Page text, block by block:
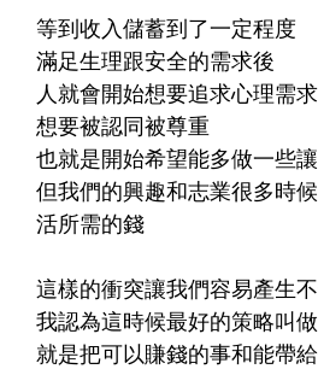
等到收入儲蓄到了一定程度
滿足生理跟安全的需求後
人就會開始想要追求心理需求
想要被認同被尊重
也就是開始希望能多做一些
但我們的興趣和志業很多時
活所需的錢
這樣的衝突讓我們容易產生
我認為這時候最好的策略叫
就是把可以賺錢的事和能帶